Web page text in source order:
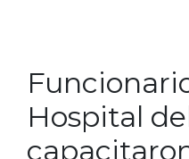
Hospital